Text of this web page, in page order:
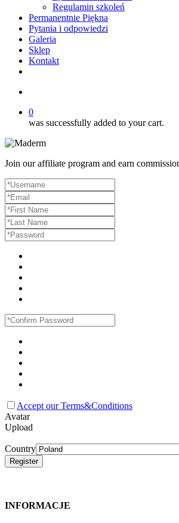
Regulamin szkoleń
Permanentnie Piękna
Pytania i odpowiedzi
Galeria
Sklep
Kontakt
0
was successfully added to your cart.
Join our affiliate program and earn
Accept our Terms&Conditions
Avatar
Upload
Country
INFORMACJE